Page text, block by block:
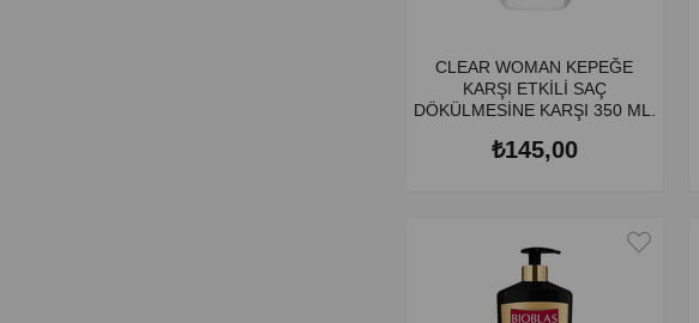
CLEAR WOMAN KEPEĞE
KARŞI ETKİLİ SAÇ
DÖKÜLMESİNE KARŞI 350 ML.
₺145,00